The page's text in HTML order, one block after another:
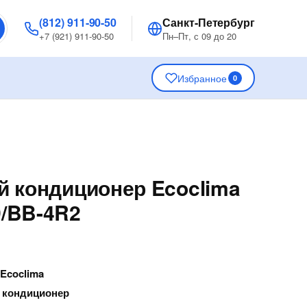
(812) 911-90-50
+7 (921) 911-90-50
Санкт-Петербург
Пн–Пт, с 09 до 20
Избранное 0
кондиционер Ecoclima
BB-4R2
Ecoclima